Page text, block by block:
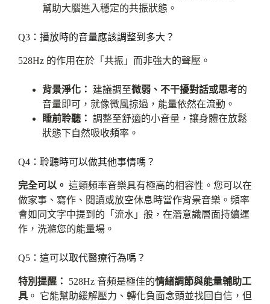
幫助大腦進入穩定的共振狀態。
Q3：播放時的音量應該調整到多大？
528Hz 的作用在於「共振」而非強大的聲壓。
背景淨化： 建議調至微弱、不干擾對話或思考的
音量即可，就像微風掠過，能量依然在流動。
睡前聆聽： 調整至舒適的小音量，讓身體在放鬆
狀態下自然吸收頻率。
Q4：聆聽時可以做其他事情嗎？
完全可以。 這類頻率音樂具有極高的相容性。您可以在
做家事、寫作、閱讀或放空休息時當作背景音樂。頻率
會如同文字中提到的「流水」般，在潛意識層面持續運
作，洗滌您的能量場。
Q5：這可以取代醫療行為嗎？
特別提醒： 528Hz 音頻是極佳的情緒調節與能量輔助工
具 。 它能幫助緩解壓力、轉化負面念頭並找回自信，但